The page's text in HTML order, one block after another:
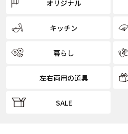
オリジナル
キッチン
暮らし
左右両用の道具
SALE